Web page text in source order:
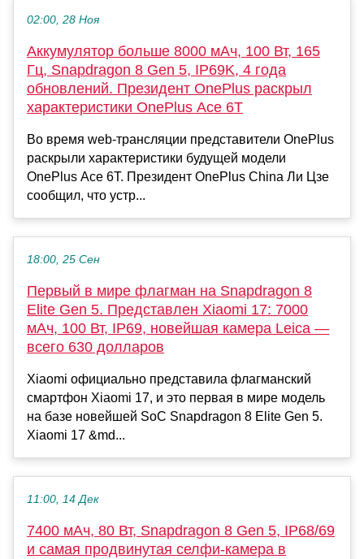
02:00, 28 Ноя
Аккумулятор больше 8000 мАч, 100 Вт, 165
Гц, Snapdragon 8 Gen 5, IP69K, 4 года
обновлений. Президент OnePlus раскрыл
характеристики OnePlus Ace 6T
Во время web-трансляции представители OnePlus
раскрыли характеристики будущей модели
OnePlus Ace 6T. Президент OnePlus China Ли Цзе
сообщил, что устр...
18:00, 25 Сен
Первый в мире флагман на Snapdragon 8
Elite Gen 5. Представлен Xiaomi 17: 7000
мАч, 100 Вт, IP69, новейшая камера Leica —
всего 630 долларов
Xiaomi официально представила флагманский
смартфон Xiaomi 17, и это первая в мире модель
на базе новейшей SoC Snapdragon 8 Elite Gen 5.
Xiaomi 17 &md...
11:00, 14 Дек
7400 мАч, 80 Вт, Snapdragon 8 Gen 5, IP68/69
и самая продвинутая селфи-камера в